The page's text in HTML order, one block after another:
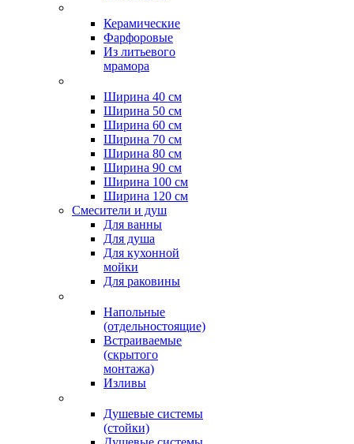
Керамические
Фарфоровые
Из литьевого
мрамора
Ширина 40 см
Ширина 50 см
Ширина 60 см
Ширина 70 см
Ширина 80 см
Ширина 90 см
Ширина 100 см
Ширина 120 см
Смесители и душ
Для ванны
Для душа
Для кухонной
мойки
Для раковины
Напольные
(отдельностоящие)
Встраиваемые
(скрытого
монтажа)
Изливы
Душевые системы
(стойки)